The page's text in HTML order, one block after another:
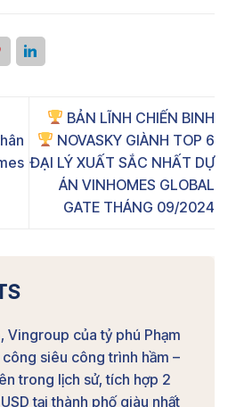
BẢN LĨNH CHIẾN BINH
NOVASKY GIÀNH TOP 6
ĐẠI LÝ XUẤT SẮC NHẤT DỰ
ÁN VINHOMES GLOBAL
GATE THÁNG 09/2024
Vingroup của tỷ phú Phạm
siêu công trình hầm –
trong lịch sử, tích hợp 2
tại thành phố giàu nhất